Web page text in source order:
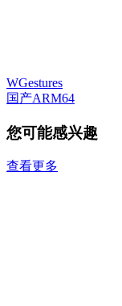
WGestures
国产ARM64
您可能感兴趣
查看更多